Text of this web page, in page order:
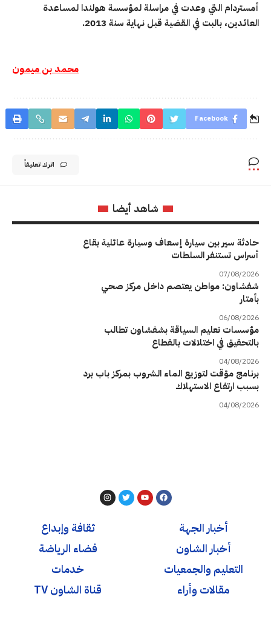
أمستردام التي وعدت في مراسلة لمؤسسة هولندا لمساعدة
العائدين، بالبت في القضية قبل نهاية سنة 2013.
محمد بن ميمون
Facebook
اترك تعليقاً
شاهد أيضا
حادثة سير بين سيارة إسعاف وسيارة عائلية بقاع
أسراس تستنفر السلطات
07/08/2026
شفشاون: مواطن يعتصم داخل مركز صحي
بأمتار
06/08/2026
مؤسسات تعليم السياقة بشفشاون تطالب
بالتحقيق في اختلالات بالقطاع
04/08/2026
برنامج مؤقت لتوزيع الماء الشروب بمركز باب برد
بسبب ارتفاع الاستهلاك
04/08/2026
أخبار الجهة
أخبار الشاون
التعليم والجمعيات
مقالات وأراء
ثقافة وإبداع
فضاء الرياضة
خدمات
قناة الشاون TV